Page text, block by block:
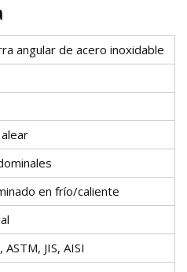
angular de acero inoxidable
alear
en frío/caliente
ASTM, JIS, AISI